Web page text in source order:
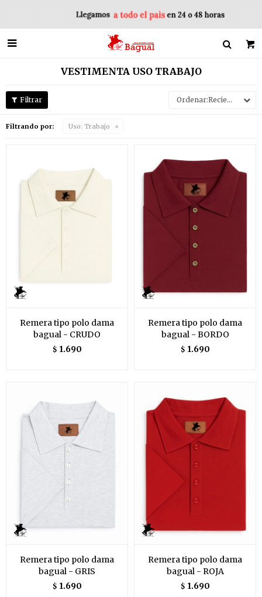

VESTIMENTA USO TRABAJO
Recientes
Filtrando por: Uso: Trabajo
Remera tipo polo dama
bagual - CRUDO
$ 1.690
Remera tipo polo dama
bagual - BORDO
$ 1.690
Remera tipo polo dama
bagual - GRIS
$ 1.690
Remera tipo polo dama
bagual - ROJA
$ 1.690